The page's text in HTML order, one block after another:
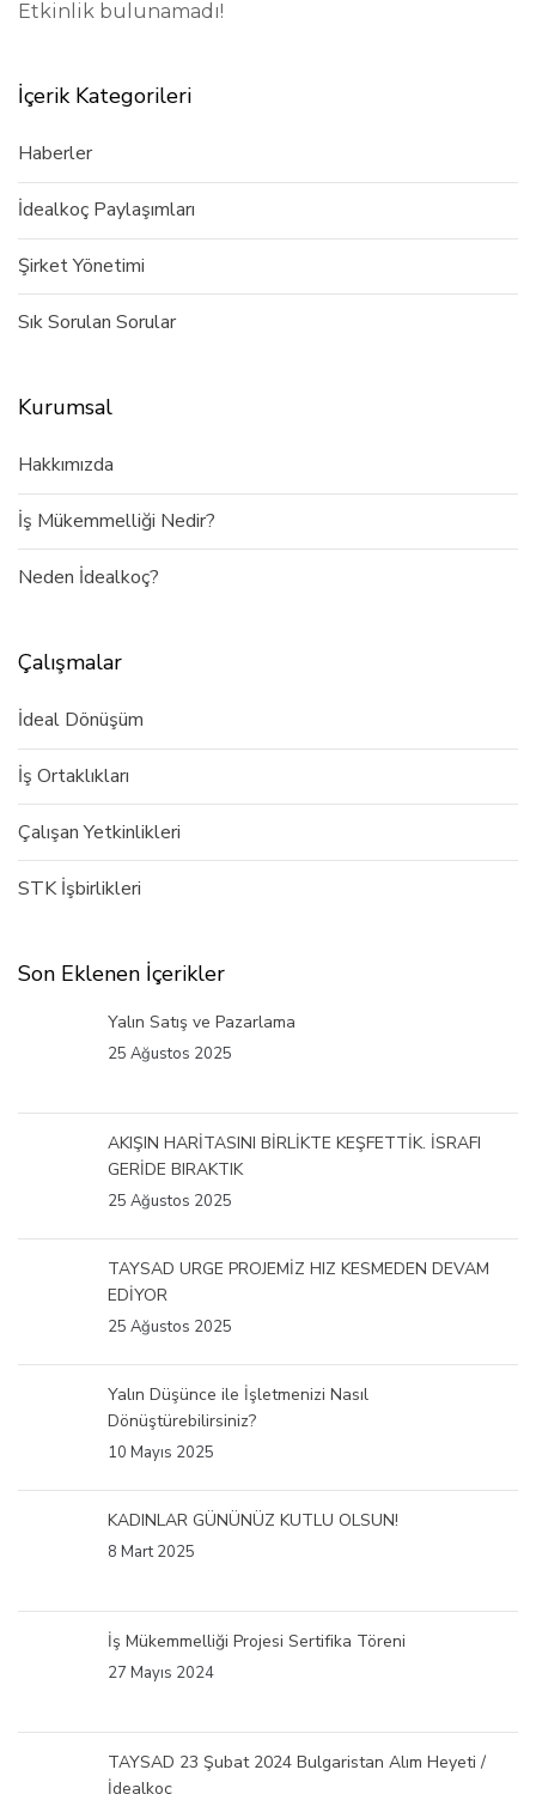
Etkinlik bulunamadı!
İçerik Kategorileri
Haberler
İdealkoç Paylaşımları
Şirket Yönetimi
Sık Sorulan Sorular
Kurumsal
Hakkımızda
İş Mükemmelliği Nedir?
Neden İdealkoç?
Çalışmalar
İdeal Dönüşüm
İş Ortaklıkları
Çalışan Yetkinlikleri
STK İşbirlikleri
Son Eklenen İçerikler
Yalın Satış ve Pazarlama
25 Ağustos 2025
AKIŞIN HARİTASINI BİRLİKTE KEŞFETTİK. İSRAFI
GERİDE BIRAKTIK
25 Ağustos 2025
TAYSAD URGE PROJEMİZ HIZ KESMEDEN DEVAM
EDİYOR
25 Ağustos 2025
Yalın Düşünce ile İşletmenizi Nasıl
Dönüştürebilirsiniz?
10 Mayıs 2025
KADINLAR GÜNÜNÜZ KUTLU OLSUN!
8 Mart 2025
İş Mükemmelliği Projesi Sertifika Töreni
27 Mayıs 2024
TAYSAD 23 Şubat 2024 Bulgaristan Alım Heyeti /
İdealkoç